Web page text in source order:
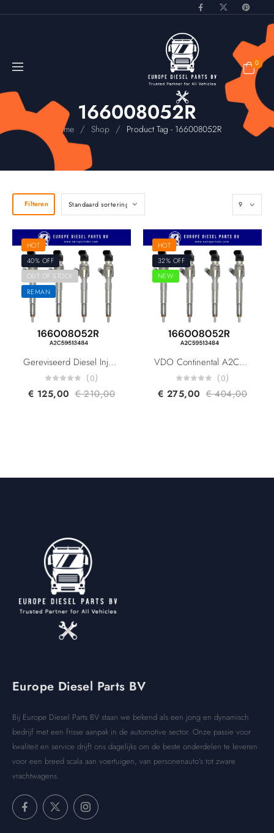
0
166008052R
Home / Shop / Product Tag - 166008052R
Filteren
HOT
40% OFF
OUT OF STOCK
REMAN
Gereviseerd Diesel Injector VDO Continental A2C59513484 H8200704191 8200903034 166008052R 1660000Q1F 166004305R 5WS40536 For Renault Dacia Nissan 1.5DCI K9K
(0)
€ 125,00 €210,00
HOT
32% OFF
NEW
VDO Continental A2C59513484 H8200704191 8200903034 Renault Dacia Nissan 166008052R 1660000Q1F 166004305R 5WS40536 Diesel Injector
(0)
€ 275,00 €404,00
Europe Diesel Parts BV
Bij Europe Diesel Parts BV staan we bekend als een jong en dynamisch
bedrijf met een frisse aanpak in de automotive sector. Onze passie voor
kwaliteit en service drijft ons dagelijks om de beste onderdelen te leveren
voor een breed scala aan voertuigen, van personenauto’s tot zware
vrachtwagens.